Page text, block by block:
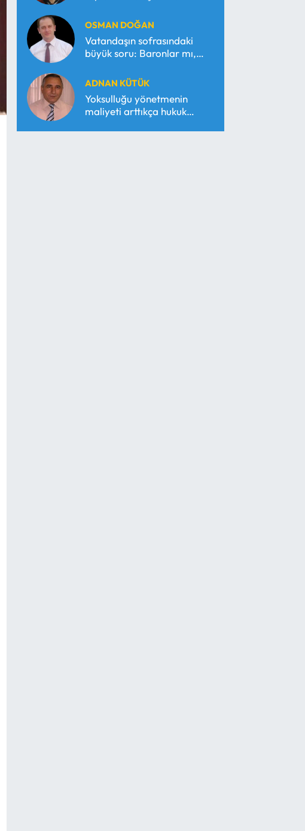
OSMAN DOĞAN
Vatandaşın sofrasındaki
büyük soru: Baronlar mı,
ADNAN KÜTÜK
Yoksulluğu yönetmenin
maliyeti arttıkça hukuk